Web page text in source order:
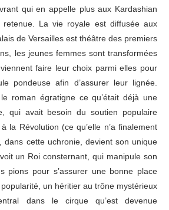
qui en appelle plus aux Kardashian
retenue. La vie royale est diffusée aux
de Versailles est théâtre des premiers
les jeunes femmes sont transformées
faire leur choix parmi elles pour
pondeuse afin d’assurer leur lignée.
roman égratigne ce qu’était déjà une
qui avait besoin du soutien populaire
la Révolution (ce qu’elle n’a finalement
dans cette uchronie, devient son unique
un Roi consternant, qui manipule son
pions pour s’assurer une bonne place
un héritier au trône mystérieux
dans le cirque qu’est devenue